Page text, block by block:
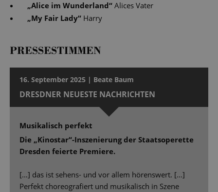
„Alice im Wunderland“ Alices Vater
„My Fair Lady“ Harry
PRESSESTIMMEN
16. September 2025 | Beate Baum
DRESDNER NEUESTE NACHRICHTEN
Musikalisch perfekt
Die „Kinostar“-Inszenierung der Staatsoperette
Dresden feierte Premiere.
[…] das ist sehens- und vor allem hörenswert. […]
Perfekt choreografiert und musikalisch in Szene